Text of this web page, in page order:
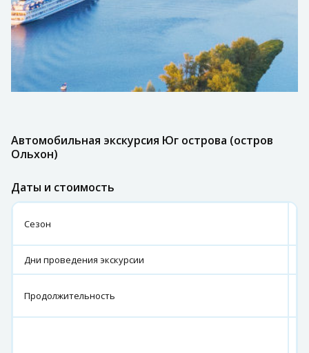
Автомобильная экскурсия Юг острова (остров
Ольхон)
Даты и стоимость
Сезон
Дни проведения экскурсии
Продолжительность